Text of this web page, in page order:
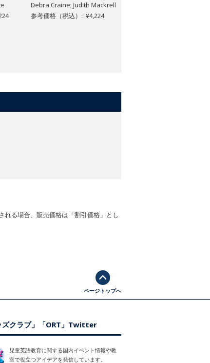
Debra Craine; Judith Mackrell
参考価格（税込）: ¥4,224
れる場合、販売価格は「割引価格」とし
ページトップへ
ズクラブ」「ORT」Twitter
児童英語教育に関する国内イベント情報や教
室で役立つアイデアを発信しています。